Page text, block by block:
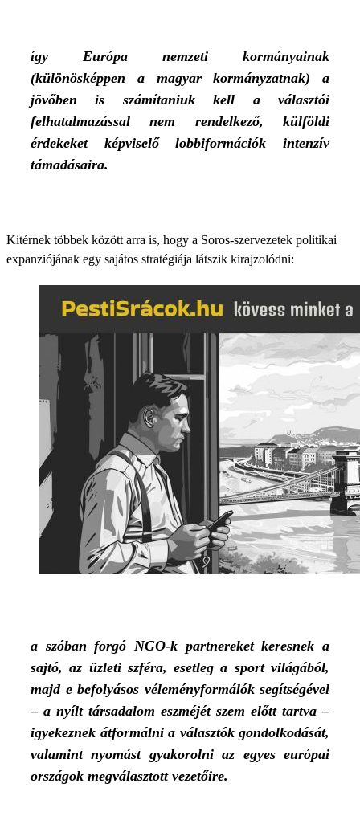
így Európa nemzeti kormányainak
(különösképpen a magyar kormányzatnak) a
jövőben is számítaniuk kell a választói
felhatalmazással nem rendelkező, külföldi
érdekeket képviselő lobbiformációk intenzív
támadásaira.
Kitérnek többek között arra is, hogy a Soros-szervezetek politikai
expanziójának egy sajátos stratégiája látszik kirajzolódni:
a szóban forgó NGO-k partnereket keresnek a
sajtó, az üzleti szféra, esetleg a sport világából,
majd e befolyásos véleményformálók segítségével
– a nyílt társadalom eszméjét szem előtt tartva –
igyekeznek átformálni a választók gondolkodását,
valamint nyomást gyakorolni az egyes európai
országok megválasztott vezetőire.